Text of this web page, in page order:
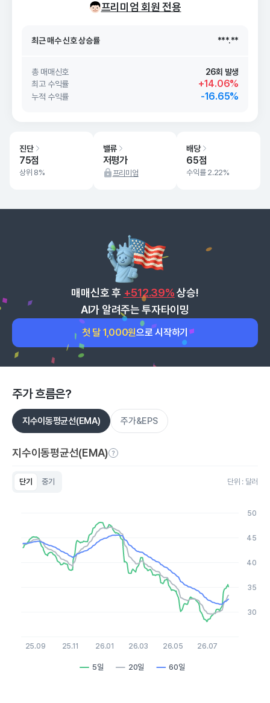
프리미엄 회원 전용
26. 08/09
최근 매수 신호 상승률 ***.**
최근 매수 신호 ***.**
총 매매신호
26회 발생
최고 수익률
+14.06%
누적 수익률 -16.65%
진단
75점
상위 8%
밸류
저평가
프리미엄
배당
65점
수익률 2.22%
매매신호 후 +512.39% 상승!
AI가 알려주는 투자타이밍
첫 달 1,000원으로 시작하기
주가 흐름은?
지수이동평균선(EMA) 주가&EPS
지수이동평균선(EMA)
단기 중기 단위 : 달러
View as data table, Chart
The chart has 1 X axis displaying Time. Data ranges from
The chart has 1 Y axis displaying values. Data ranges from
5일 20일 60일
25.09 25.11 26.01 26.03 26.05 26.07
30
35
40
45
50